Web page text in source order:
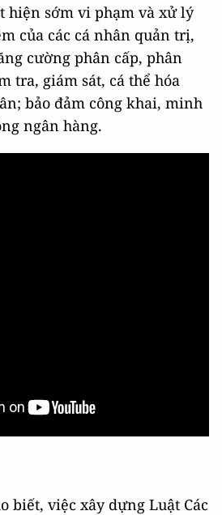
hiện sớm vi phạm và xử lý
của các cá nhân quản trị,
cường phân cấp, phân
tra, giám sát, cá thể hóa
bảo đảm công khai, minh
ngân hàng.
biết, việc xây dựng Luật Các